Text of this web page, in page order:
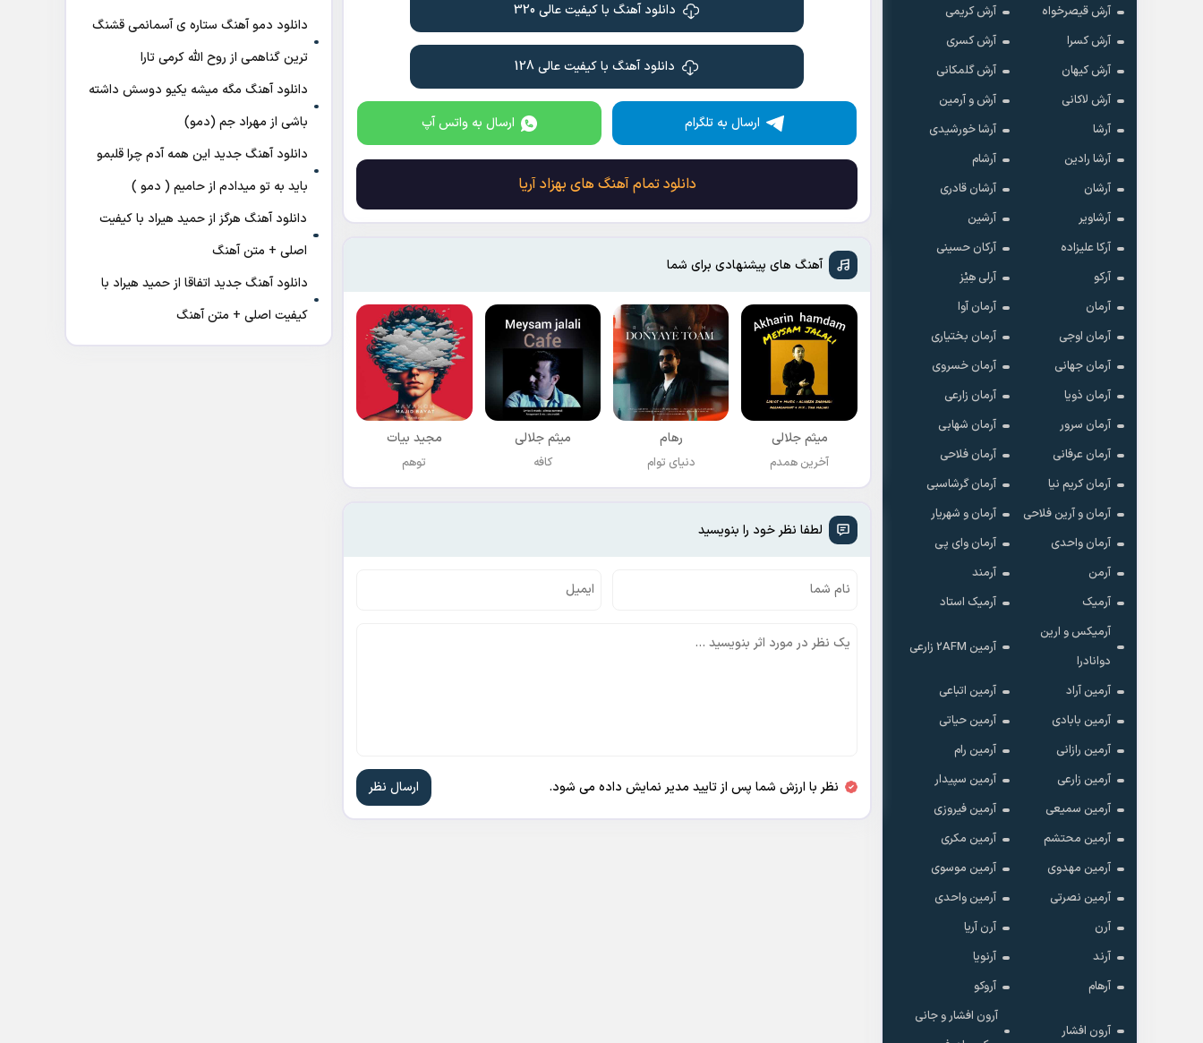
آرش قیصرخواه
آرش کریمی
آرش کسرا
آرش کسری
آرش کیهان
آرش گلمکانی
آرش لاکانی
آرش و آرمین
آرشا
آرشا خورشیدی
آرشا رادین
آرشام
آرشان
آرشان قادری
آرشاویر
آرشین
آرکا علیزاده
آرکان حسینی
آرکو
آرلی هِیْز
آرمان
آرمان آوا
آرمان اوجی
آرمان بختیاری
آرمان جهانی
آرمان خسروی
آرمان ذویا
آرمان زارعی
آرمان سرور
آرمان شهابی
آرمان عرفانی
آرمان فلاحی
آرمان کریم نیا
آرمان گرشاسبی
آرمان و آرین فلاحی
آرمان و شهریار
آرمان واحدی
آرمان وای پی
آرمن
آرمند
آرمیک
آرمیک استاد
آرمیکس و ارین
دوانادرا
آرمین 2AFM زارعی
آرمین آراد
آرمین اتباعی
آرمین بابادی
آرمین حیاتی
آرمین رازانی
آرمین رام
آرمین زارعی
آرمین سپیدار
آرمین سمیعی
آرمین فیروزی
آرمین محتشم
آرمین مکری
آرمین مهدوی
آرمین موسوی
آرمین نصرتی
آرمین واحدی
آرن
آرن آریا
آرند
آرنویا
آرهام
آروکو
آرون افشار
آرون افشار و جانی
دانلود آهنگ با کیفیت عالی 320
دانلود آهنگ با کیفیت عالی 128
ارسال به تلگرام ارسال به واتس آپ
دانلود تمام آهنگ های بهزاد آریا
آهنگ های پیشنهادی برای شما
میثم جلالی
آخرین همدم
رهام
دنیای توام
میثم جلالی
کافه
مجید بیات
توهم
لطفا نظر خود را بنویسید
نظر با ارزش شما پس از تایید مدیر نمایش داده می شود.
دانلود دمو آهنگ ﺳﺘﺎره ی آﺳﻤﺎﻧﻤﻰ ﻗﺸﻨﮓ
ﺗﺮﻳﻦ ﮔﻨﺎﻫﻤﻰ از روح الله کرمی تارا
دانلود آهنگ مگه میشه یکیو دوسش داشته
باشی از مهراد جم (دمو)
دانلود آهنگ جدید این همه آدم چرا قلبمو
باید به تو میدادم از حامیم ( دمو )
دانلود آهنگ هرگز از حمید هیراد با کیفیت
اصلی + متن آهنگ
دانلود آهنگ جدید اتفاقا از حمید هیراد با
کیفیت اصلی + متن آهنگ